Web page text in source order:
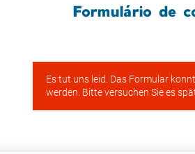
Formulário de